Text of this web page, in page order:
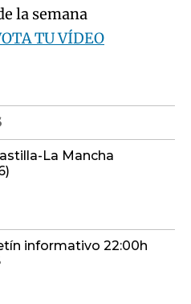
la semana
TU VÍDEO
La Mancha
informativo 22:00h